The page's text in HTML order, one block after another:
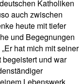
Katholiken
auch zwischen
heute mit tiefer
und Begegnungen
hat mich mit seiner
und war